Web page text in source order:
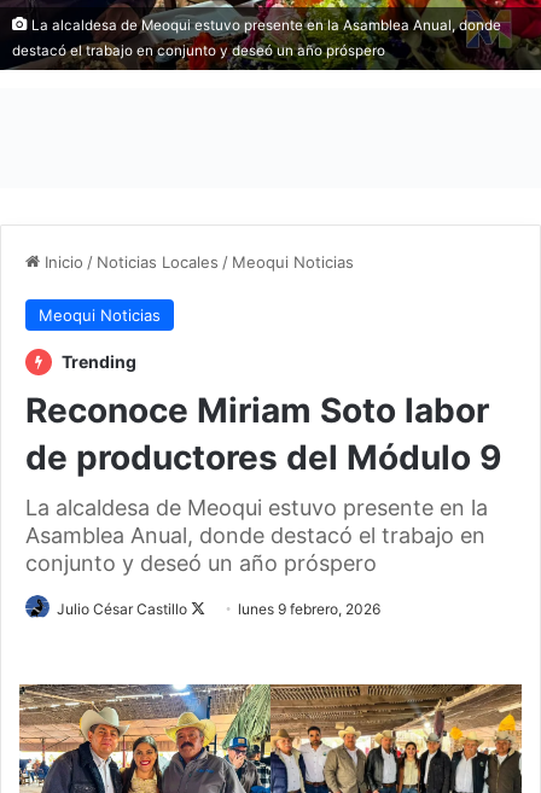
La alcaldesa de Meoqui estuvo presente en la Asamblea Anual, donde
destacó el trabajo en conjunto y deseó un año próspero
Inicio / Noticias Locales / Meoqui Noticias
Meoqui Noticias
Trending
Reconoce Miriam Soto labor
de productores del Módulo 9
La alcaldesa de Meoqui estuvo presente en la
Asamblea Anual, donde destacó el trabajo en
conjunto y deseó un año próspero
Julio César Castillo
Followlunes 9 febrero, 2026